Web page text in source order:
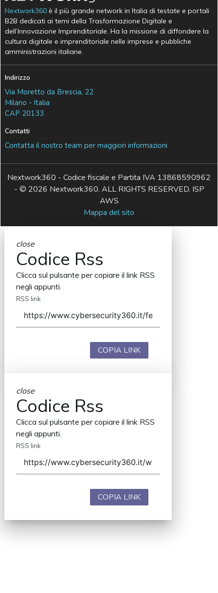
Nextwork360 è il più grande network in Italia di testate e portali
B2B dedicati ai temi della Trasformazione Digitale e
dell’Innovazione Imprenditoriale. Ha la missione di diffondere la
cultura digitale e imprenditoriale nelle imprese e pubbliche
amministrazioni italiane.
Indirizzo
Via Moretto da Brescia, 22
Milano - Italia
CAP 20133
Contatti
Contatta il nostro team per maggiori informazioni
Nextwork360 - Codice fiscale e Partita IVA 13868590962
- © 2026 Nextwork360. ALL RIGHTS RESERVED. ISP
AWS
Mappa del sito
close
Codice Rss
Clicca sul pulsante per copiare il link RSS
negli appunti.
RSS link
COPIA LINK
close
Codice Rss
Clicca sul pulsante per copiare il link RSS
negli appunti.
RSS link
COPIA LINK